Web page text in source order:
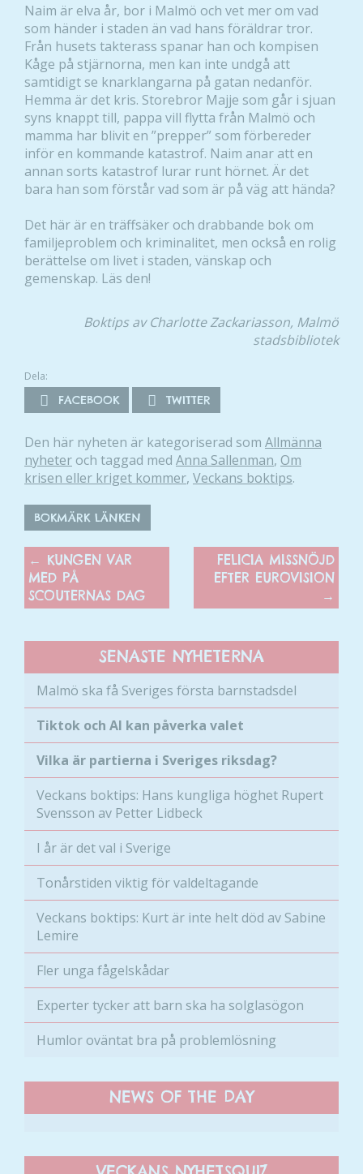
Naim är elva år, bor i Malmö och vet mer om vad
som händer i staden än vad hans föräldrar tror.
Från husets takterass spanar han och kompisen
Kåge på stjärnorna, men kan inte undgå att
samtidigt se knarklangarna på gatan nedanför.
Hemma är det kris. Storebror Majje som går i sjuan
syns knappt till, pappa vill flytta från Malmö och
mamma har blivit en ”prepper” som förbereder
inför en kommande katastrof. Naim anar att en
annan sorts katastrof lurar runt hörnet. Är det
bara han som förstår vad som är på väg att hända?
Det här är en träffsäker och drabbande bok om
familjeproblem och kriminalitet, men också en rolig
berättelse om livet i staden, vänskap och
gemenskap. Läs den!
Boktips av Charlotte Zackariasson, Malmö
stadsbibliotek
Dela:
FACEBOOK TWITTER
Den här nyheten är kategoriserad som Allmänna
nyheter och taggad med Anna Sallenman, Om
krisen eller kriget kommer, Veckans boktips.
BOKMÄRK LÄNKEN
← KUNGEN VAR
MED PÅ
SCOUTERNAS DAG
FELICIA MISSNÖJD
EFTER EUROVISION
→
SENASTE NYHETERNA
Malmö ska få Sveriges första barnstadsdel
Tiktok och AI kan påverka valet
Vilka är partierna i Sveriges riksdag?
Veckans boktips: Hans kungliga höghet Rupert
Svensson av Petter Lidbeck
I år är det val i Sverige
Tonårstiden viktig för valdeltagande
Veckans boktips: Kurt är inte helt död av Sabine
Lemire
Fler unga fågelskådar
Experter tycker att barn ska ha solglasögon
Humlor oväntat bra på problemlösning
NEWS OF THE DAY
Nödvändiga
Dessa kakor
går inte att
välja bort. De
att hemsidan
över huvud
taget ska